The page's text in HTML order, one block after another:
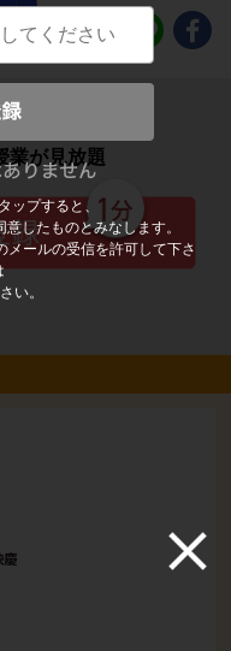
ップすると、
意したものとみなします。
メールの受信を許可して下さ
い。
学び直しまで
業が見放題